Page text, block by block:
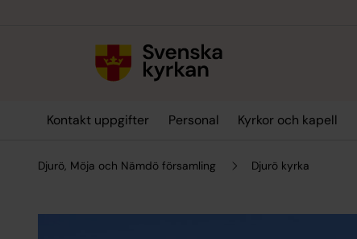
Kontakt uppgifter Personal Kyrkor och kapell
Djurö, Möja och Nämdö församling Djurö kyrka